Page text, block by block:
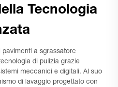
Tecnologia
a sgrassatore
di pulizia grazie
meccanici e digitali. Al suo
di lavaggio progettato con